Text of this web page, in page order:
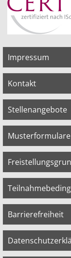
Impressum
Kontakt
Stellenangebote
Musterformulare
Barrierefreiheit